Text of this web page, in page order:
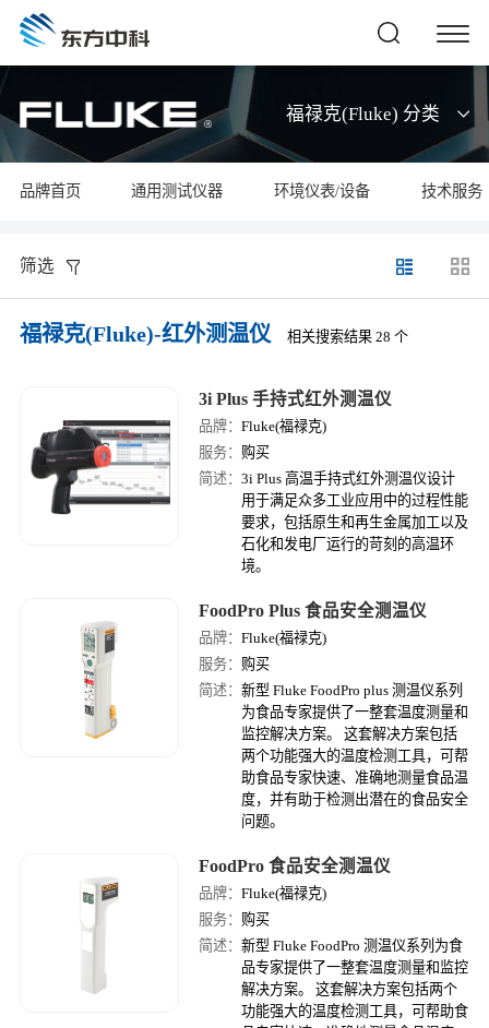
福禄克(Fluke) 分类
品牌首页 通用测试仪器 环境仪表/设备 技术服务
筛选
福禄克(Fluke)-红外测温仪 相关搜索结果 28 个
3i Plus 手持式红外测温仪
品牌：Fluke(福禄克)
服务： 购买
简述：3i Plus 高温手持式红外测温仪设计
用于满足众多工业应用中的过程性能
要求，包括原生和再生金属加工以及
石化和发电厂运行的苛刻的高温环
境。
FoodPro Plus 食品安全测温仪
品牌：Fluke(福禄克)
服务： 购买
简述：新型 Fluke FoodPro plus 测温仪系列
为食品专家提供了一整套温度测量和
监控解决方案。 这套解决方案包括
两个功能强大的温度检测工具，可帮
助食品专家快速、准确地测量食品温
度，并有助于检测出潜在的食品安全
问题。
FoodPro 食品安全测温仪
品牌：Fluke(福禄克)
服务： 购买
简述：新型 Fluke FoodPro 测温仪系列为食
品专家提供了一整套温度测量和监控
解决方案。 这套解决方案包括两个
功能强大的温度检测工具，可帮助食